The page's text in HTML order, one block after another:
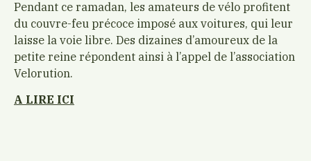
Pendant ce ramadan, les amateurs de vélo profitent
du couvre-feu précoce imposé aux voitures, qui leur
laisse la voie libre. Des dizaines d’amoureux de la
petite reine répondent ainsi à l’appel de l’association
Velorution.
A LIRE ICI